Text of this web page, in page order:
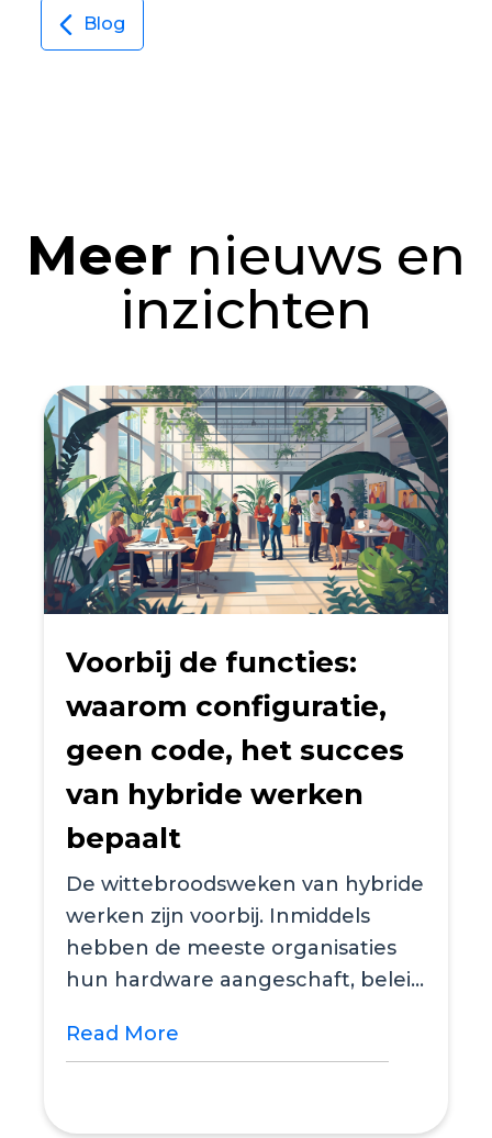
Blog
Meer nieuws en
inzichten
Voorbij de functies:
waarom configuratie,
geen code, het succes
van hybride werken
bepaalt
De wittebroodsweken van hybride
werken zijn voorbij. Inmiddels
hebben de meeste organisaties
hun hardware aangeschaft, beleid
Read More